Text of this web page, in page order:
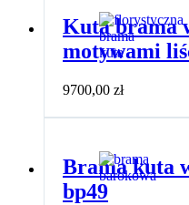
Kuta brama
motywami
9700,00 zł
Brama kuta
bp49